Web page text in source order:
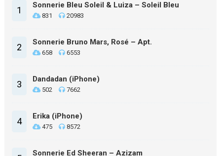
1 Sonnerie Bleu Soleil & Luiza – Soleil Bleu
831 20983
2 Sonnerie Bruno Mars, Rosé – Apt.
658 6553
3 Dandadan (iPhone)
502 7662
4 Erika (iPhone)
475 8572
Sonnerie Ed Sheeran – Azizam